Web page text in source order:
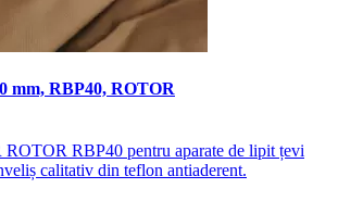
mm, RBP40, ROTOR
ROTOR RBP40 pentru aparate de lipit țevi
calitativ din teflon antiaderent.